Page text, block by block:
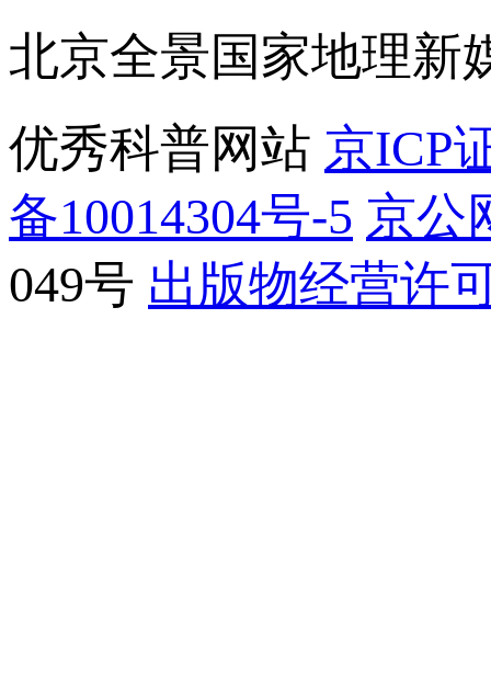
北京全景国家地理新
优秀科普网站 京ICP
备10014304号-5 京公
049号 出版物经营许